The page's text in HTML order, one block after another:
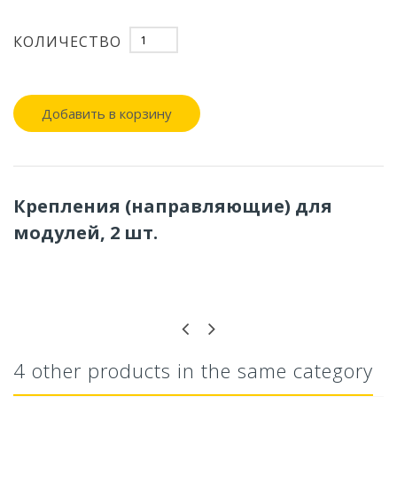
КОЛИЧЕСТВО
Добавить в корзину
Крепления (направляющие) для
модулей, 2 шт.
4 other products in the same category